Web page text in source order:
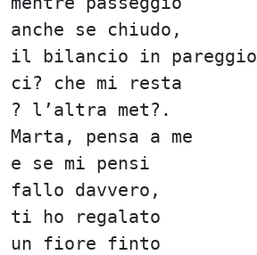
anche se chiudo,
il bilancio in pareggio
ci? che mi resta
? l’altra met?.
Marta, pensa a me
e se mi pensi
fallo davvero,
ti ho regalato
un fiore finto